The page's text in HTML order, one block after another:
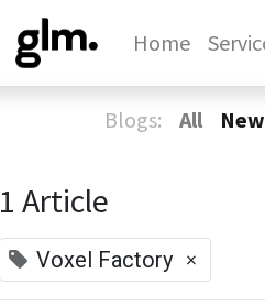
Home
Blogs: All
1 Article
Voxel Factory ×